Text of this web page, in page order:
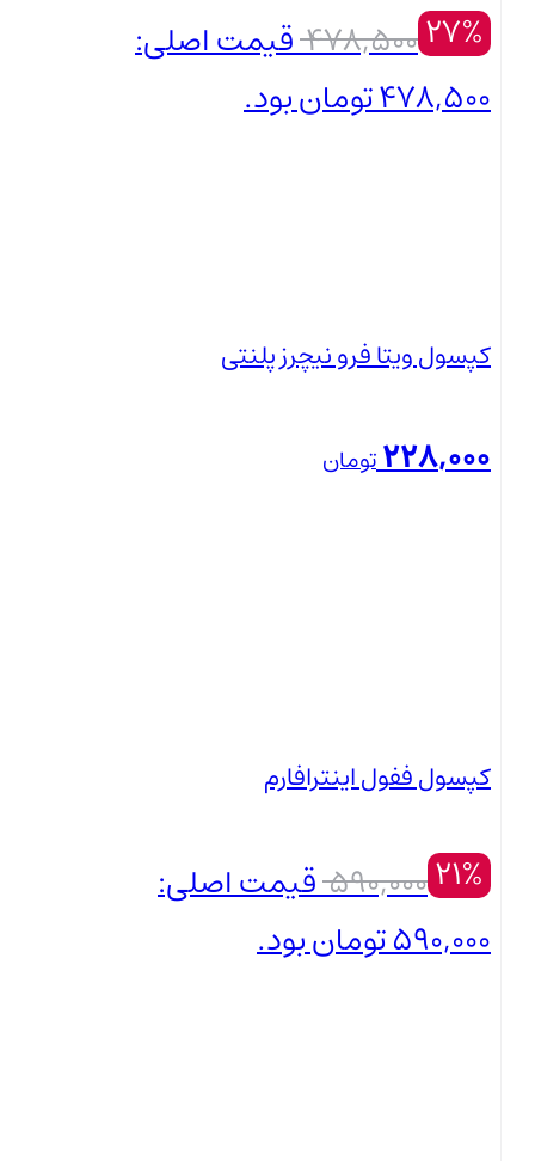
27%
478,500 قیمت اصلی:
478,500 تومان بود.
کپسول ویتا فرو نیچرز پلنتی
228,000تومان
کپسول ففول اینترافارم
21%
590,000 قیمت اصلی:
590,000 تومان بود.